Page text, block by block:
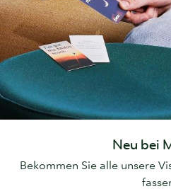
Neu bei
Bekommen Sie alle unsere